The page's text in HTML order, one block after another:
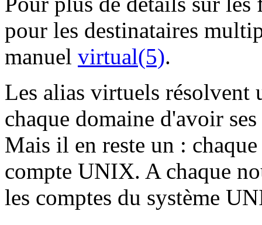
pour les destinataires
manuel virtual(5).
Les alias virtuels résolvent
chaque domaine d'avoir
Mais il en reste un :
compte UNIX. A chaque
les comptes du système